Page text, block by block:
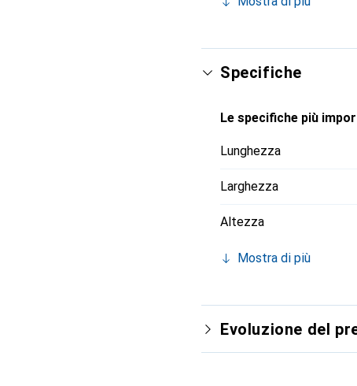
accessori. L'hub di
desiderano trasportare
Specifiche
Le specifiche più
Lunghezza
Larghezza
Altezza
Mostra di più
Evoluzione del